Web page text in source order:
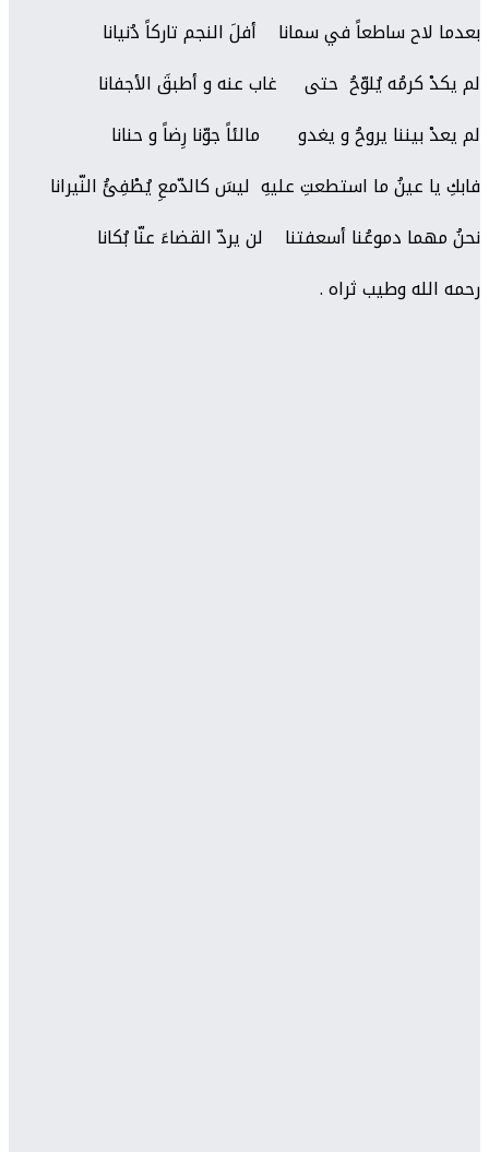
بعدما لاح ساطعاً في سمانا أفلَ النجم تاركاً دُنيانا
لم يكدْ كرمُه يُلوّحُ حتى غاب عنه و أطبقَ الأجفانا
لم يعدْ بيننا يروحُ و يغدو مالئاً جوّنا رِضاً و حنانا
فابكِ يا عينُ ما استطعتِ عليهِ ليسَ كالدّمعِ يُطْفِئُ النّيرانا
نحنُ مهما دموعُنا أسعفتنا لن يردّ القضاءَ عنّا بُكانا
رحمه الله وطيب ثراه .